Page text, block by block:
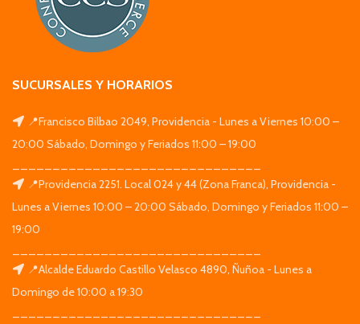
SUCURSALES Y HORARIOS
📍Francisco Bilbao 2049, Providencia - Lunes a Viernes 10:00 –
20:00 Sábado, Domingo y Feriados 11:00 – 19:00
📍Providencia 2251. Local 024 y 44 (Zona Franca), Providencia -
Lunes a Viernes 10:00 – 20:00 Sábado, Domingo y Feriados 11:00 –
19:00
📍Alcalde Eduardo Castillo Velasco 4890, Ñuñoa - Lunes a
Domingo de 10:00 a 19:30